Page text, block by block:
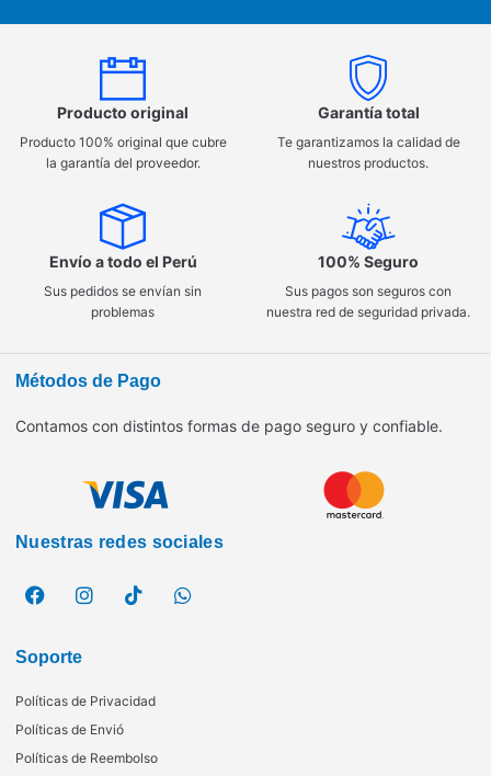
Producto original
Producto 100% original que cubre
la garantía del proveedor.
Garantía total
Te garantizamos la calidad de
nuestros productos.
Envío a todo el Perú
Sus pedidos se envían sin
problemas
100% Seguro
Sus pagos son seguros con
nuestra red de seguridad privada.
Métodos de Pago
Contamos con distintos formas de pago seguro y confiable.
Nuestras redes sociales
Soporte
Políticas de Privacidad
Políticas de Envió
Políticas de Reembolso